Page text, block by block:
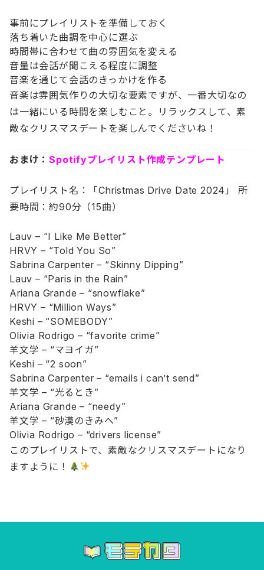
事前にプレイリストを準備しておく
落ち着いた曲調を中心に選ぶ
時間帯に合わせて曲の雰囲気を変える
音量は会話が聞こえる程度に調整
音楽を通じて会話のきっかけを作る
音楽は雰囲気作りの大切な要素ですが、一番大切なの
は一緒にいる時間を楽しむこと。リラックスして、素
敵なクリスマスデートを楽しんでくださいね！
おまけ：Spotifyプレイリスト作成テンプレート
プレイリスト名：「Christmas Drive Date 2024」 所
要時間：約90分（15曲）
Lauv – “I Like Me Better”
HRVY – “Told You So”
Sabrina Carpenter – “Skinny Dipping”
Lauv – “Paris in the Rain”
Ariana Grande – “snowflake”
HRVY – “Million Ways”
Keshi – “SOMEBODY”
Olivia Rodrigo – “favorite crime”
羊文学 – “マヨイガ”
Keshi – “2 soon”
Sabrina Carpenter – “emails i can’t send”
羊文学 – “光るとき”
Ariana Grande – “needy”
羊文学 – “砂漠のきみへ”
Olivia Rodrigo – “drivers license”
このプレイリストで、素敵なクリスマスデートになり
ますように！